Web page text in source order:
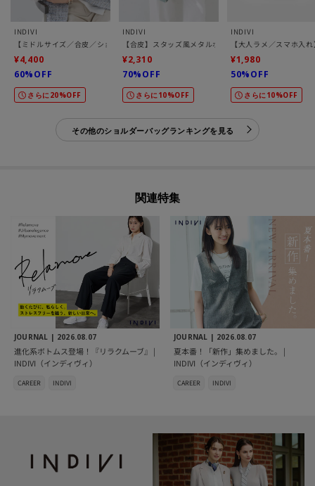
INDIVI
【ミドルサイズ／合皮／ショルダー付】スタッズ風メタルバッグ
¥4,400
60%OFF
さらに20%OFF
INDIVI
【合皮】スタッズ風メタルポシェットバッグ
¥2,310
70%OFF
さらに10%OFF
INDIVI
【大人ラメ／スマホ入
¥1,980
50%OFF
さらに10%OFF
その他のショルダーバッグランキングを見る
関連特集
JOURNAL | 2026.08.07
進化系ボトムス登場！『リラクムーブ』 |
INDIVI（インディヴィ）
CAREER INDIVI
JOURNAL | 2026.08.07
夏本番！「新作」集めました。 |
INDIVI（インディヴィ）
CAREER INDIVI